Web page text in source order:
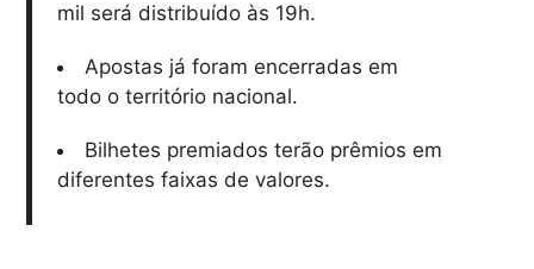
mil será distribuído às 19h.
Apostas já foram encerradas em
todo o território nacional.
Bilhetes premiados terão prêmios em
diferentes faixas de valores.